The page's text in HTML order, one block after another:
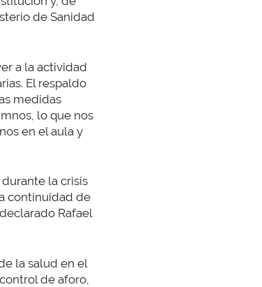
de Sanidad
a la actividad
El respaldo
medidas
lo que nos
en el aula y
la crisis
continuidad de
Rafael
la salud en el
de aforo,